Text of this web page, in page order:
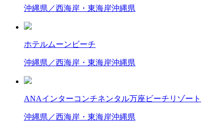
沖縄県／西海岸・東海岸沖縄県
ホテルムーンビーチ
沖縄県／西海岸・東海岸沖縄県
ANAインターコンチネンタル万座ビーチリゾート
沖縄県／西海岸・東海岸沖縄県